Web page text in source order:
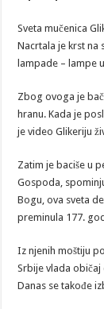
Sveta mučenica
Nacrtala je krst na
lampade – lampe
Zbog ovoga je
hranu. Kada je
je video Glikeriju
Zatim je baciše u
Gospoda,
Bogu, ova sveta
preminula 177.
Iz njenih moštiju
Srbije vlada običaj
Danas se takođe